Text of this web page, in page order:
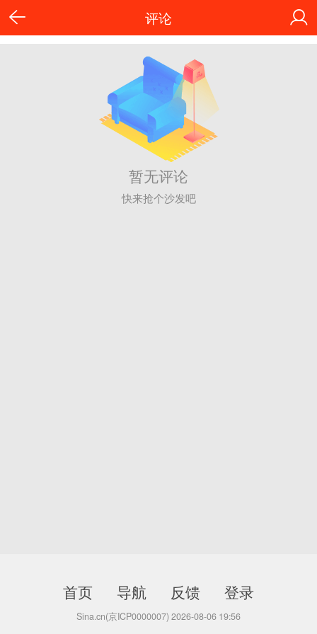
评论
暂无评论
快来抢个沙发吧
首页 导航 反馈 登录
Sina.cn(京ICP0000007) 2026-08-06 19:56